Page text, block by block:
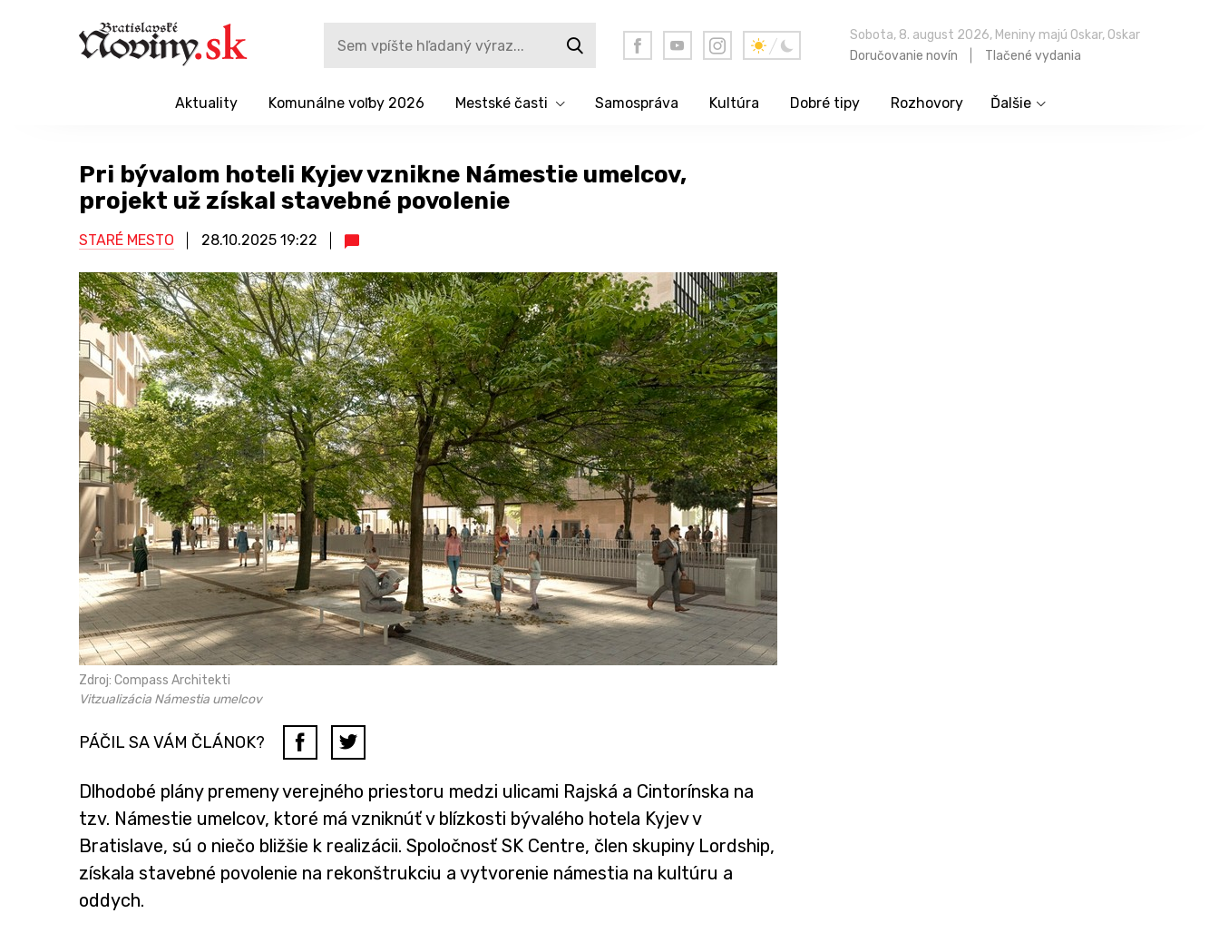
Sobota, 8. august 2026, Meniny majú Oskar, Oskar
Doručovanie novín
Tlačené vydania
Aktuality Komunálne voľby 2026 Mestské časti Samospráva Kultúra Dobré tipy Rozhovory Ďalšie
Pri bývalom hoteli Kyjev vznikne Námestie umelcov,
projekt už získal stavebné povolenie
STARÉ MESTO 28.10.2025 19:22
Zdroj: Compass Architekti
Vitzualizácia Námestia umelcov
PÁČIL SA VÁM ČLÁNOK?
Dlhodobé plány premeny verejného priestoru medzi ulicami Rajská a Cintorínska na
tzv. Námestie umelcov, ktoré má vzniknúť v blízkosti bývalého hotela Kyjev v
Bratislave, sú o niečo bližšie k realizácii. Spoločnosť SK Centre, člen skupiny Lordship,
získala stavebné povolenie na rekonštrukciu a vytvorenie námestia na kultúru a
oddych.